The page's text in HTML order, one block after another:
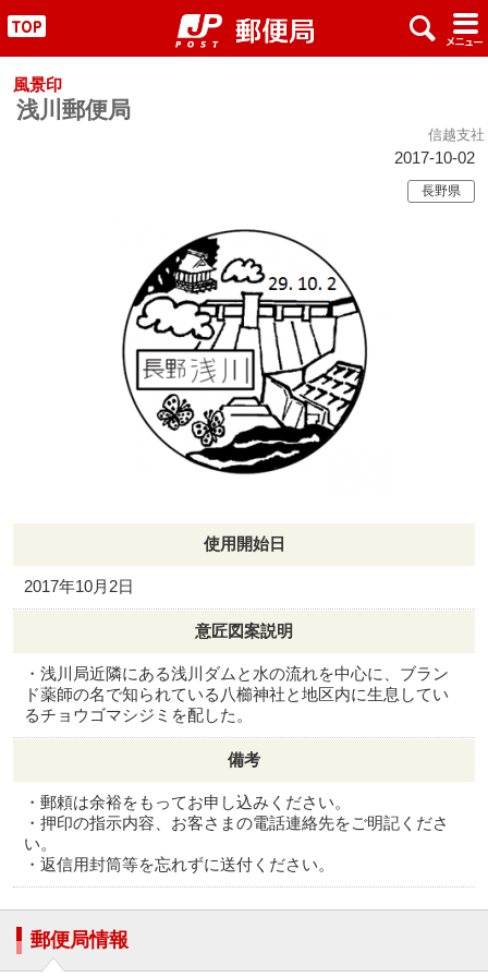
" x #
風景印
浅川郵便局
信越支社
2017-10-02
長野県
使用開始日
2017年10月2日
意匠図案説明
・浅川局近隣にある浅川ダムと水の流れを中心に、ブラン
ド薬師の名で知られている八櫛神社と地区内に生息してい
るチョウゴマシジミを配した。
備考
・郵頼は余裕をもってお申し込みください。
・押印の指示内容、お客さまの電話連絡先をご明記くださ
い。
・返信用封筒等を忘れずに送付ください。
郵便局情報